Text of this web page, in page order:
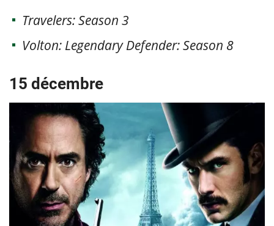
Travelers: Season 3
Volton: Legendary Defender: Season 8
15 décembre